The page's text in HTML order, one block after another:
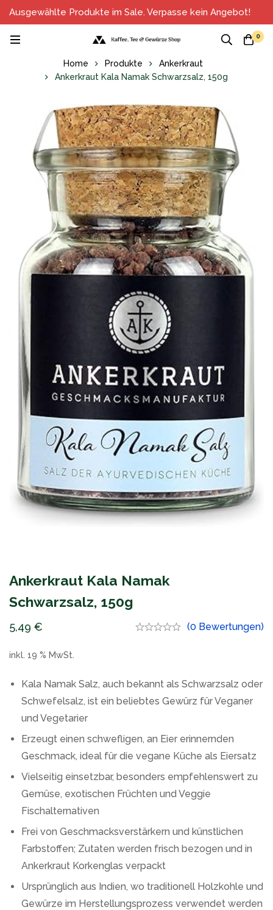
Ausgewählte Produkte im Sale. Verpasse kein Angebot!
0
Home Produkte
Ankerkraut
Ankerkraut Kala Namak Schwarzsalz, 150g
Ankerkraut Kala Namak
Schwarzsalz, 150g
5,49 € (0 Bewertungen)
inkl. 19 % MwSt.
Kala Namak Salz, auch bekannt als Schwarzsalz oder
Schwefelsalz, ist ein beliebtes Gewürz für Veganer
und Vegetarier
Erzeugt einen schwefligen, an Eier erinnernden
Geschmack, ideal für die vegane Küche als Eiersatz
Vielseitig einsetzbar, besonders empfehlenswert zu
Gemüse, exotischen Früchten und Veggie
Fischalternativen
Frei von Geschmacksverstärkern und künstlichen
Farbstoffen; Zutaten werden frisch bezogen und in
Ankerkraut Korkenglas verpackt
Ursprünglich aus Indien, wo traditionell Holzkohle und
Gewürze im Herstellungsprozess verwendet werden